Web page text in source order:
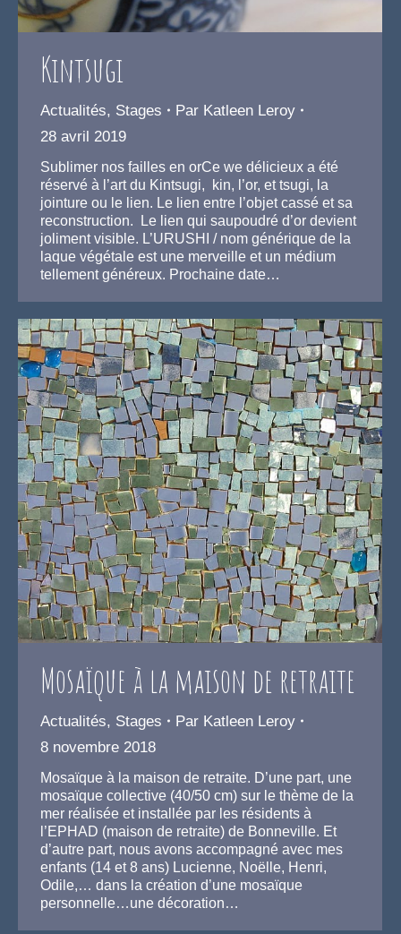
Kintsugi
Actualités, Stages Par Katleen Leroy
28 avril 2019
Sublimer nos failles en orCe we délicieux a été
réservé à l’art du Kintsugi, kin, l’or, et tsugi, la
jointure ou le lien. Le lien entre l’objet cassé et sa
reconstruction. Le lien qui saupoudré d’or devient
joliment visible. L’URUSHI / nom générique de la
laque végétale est une merveille et un médium
tellement généreux. Prochaine date…
Mosaïque à la maison de retraite
Actualités, Stages Par Katleen Leroy
8 novembre 2018
Mosaïque à la maison de retraite. D’une part, une
mosaïque collective (40/50 cm) sur le thème de la
mer réalisée et installée par les résidents à
l’EPHAD (maison de retraite) de Bonneville. Et
d’autre part, nous avons accompagné avec mes
enfants (14 et 8 ans) Lucienne, Noëlle, Henri,
Odile,… dans la création d’une mosaïque
personnelle…une décoration…